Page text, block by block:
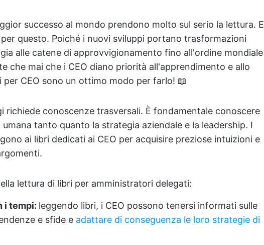
successo al mondo prendono molto sul serio la lettura. E
questo. Poiché i nuovi sviluppi portano trasformazioni
alle catene di approvvigionamento fino all'ordine mondiale
che mai che i CEO diano priorità all'apprendimento e allo
CEO sono un ottimo modo per farlo! 📖
richiede conoscenze trasversali. È fondamentale conoscere
tanto quanto la strategia aziendale e la leadership. I
ai libri dedicati ai CEO per acquisire preziose intuizioni e
lettura di libri per amministratori delegati:
i tempi: leggendo libri, i CEO possono tenersi informati sulle
e sfide e adattare di conseguenza le loro strategie di